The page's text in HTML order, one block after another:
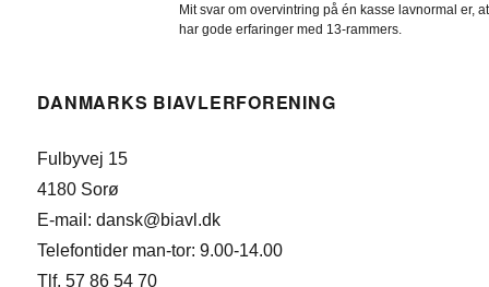
Mit svar om overvintring på én kasse lavnormal er,
har gode erfaringer med 13-rammers.
DANMARKS BIAVLERFORENING
Fulbyvej 15
4180 Sorø
E-mail: dansk@biavl.dk
Telefontider man-tor: 9.00-14.00
Tlf. 57 86 54 70